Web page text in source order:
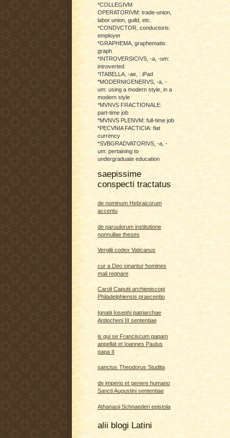
*COLLEGIVM
OPERATORIVM: trade-union,
labor union, guild, etc.
*CONDVCTOR, conductoris:
employer
*GRAPHEMA, graphematis:
graph
*INTROVERSICIVS, -a, -um:
introverted
*ITABELLA, -ae, : iPad
*MODERNIGENERVS, -a, -
um: using a modern style, in a
modern style
*MVNVS FRACTIONALE:
part-time job
*MVNVS PLENVM: full-time job
*PECVNIA FACTICIA: fiat
currency
*SVBGRADVATORIVS, -a, -
um: pertaining to
undergraduate education
saepissime
conspecti tractatus
de nominum Hebraicorum
accentu
de paruulorum institutione
nonnullae theses
Vergilii codex Vaticanus
cur a Deo sinantur homines
mali regnare
Caroli Caputii archiepiscopi
Philadelphiensis praeceptio
Ignatii Iosephi patriarchae
Antiocheni III sententiae
is qui se Franciscum papam
appellat et Ioannes Paulus
papa II
sanctus Theodorus Studita
de imperio et genere humano
Sancti Augustini sententiae
Athanasii Schnaederi epistola
alii blogi Latini